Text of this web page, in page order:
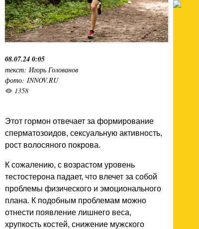
08.07.24 0:05
текст: Игорь Голованов
фото: INNOV.RU
1358
Этот гормон отвечает за формирование
сперматозоидов, сексуальную активность,
рост волосяного покрова.
К сожалению, с возрастом уровень
тестостерона падает, что влечет за собой
проблемы физического и эмоционального
плана. К подобным проблемам можно
отнести появление лишнего веса,
хрупкость костей, снижение мужского